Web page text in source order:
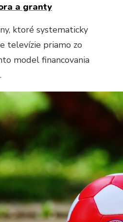
a granty
ktoré systematicky
televízie priamo zo
model financovania